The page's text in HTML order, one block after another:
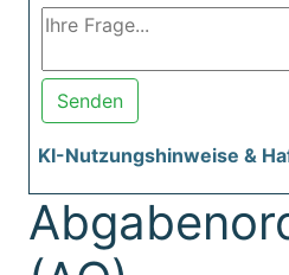
Senden
KI-Nutzungshinweise &